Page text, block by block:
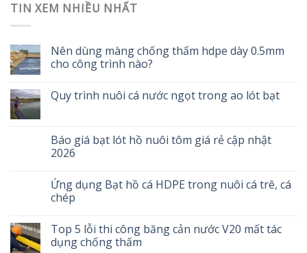
TIN XEM NHIỀU NHẤT
Nên dùng màng chống thấm hdpe dày 0.5mm
cho công trình nào?
Quy trình nuôi cá nước ngọt trong ao lót bạt
Báo giá bạt lót hồ nuôi tôm giá rẻ cập nhật
2026
Ứng dụng Bạt hồ cá HDPE trong nuôi cá trê, cá
chép
Top 5 lỗi thi công băng cản nước V20 mất tác
dụng chống thấm